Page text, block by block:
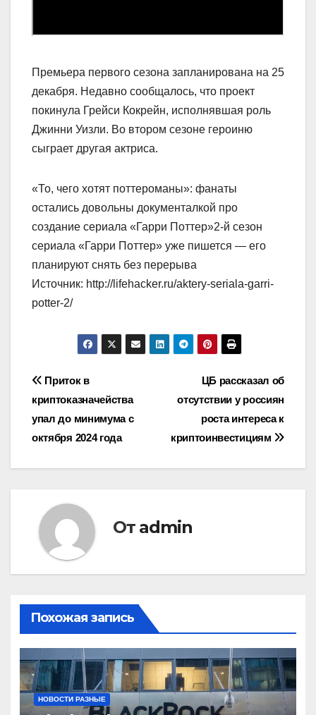
Премьера первого сезона запланирована на 25
декабря. Недавно сообщалось, что проект
покинула Грейси Кокрейн, исполнявшая роль
Джинни Уизли. Во втором сезоне героиню
сыграет другая актриса.
«То, чего хотят поттероманы»: фанаты
остались довольны документалкой про
создание сериала «Гарри Поттер»2-й сезон
сериала «Гарри Поттер» уже пишется — его
планируют снять без перерыва
Источник: http://lifehacker.ru/aktery-seriala-garri-
potter-2/
Навигация
по
записям
ЦБ рассказал об
отсутствии у россиян
роста интереса к
криптоинвестициям
Приток в
криптоказначейства
упал до минимума с
октября 2024 года
От admin
Похожая запись
НОВОСТИ РАЗНЫЕ